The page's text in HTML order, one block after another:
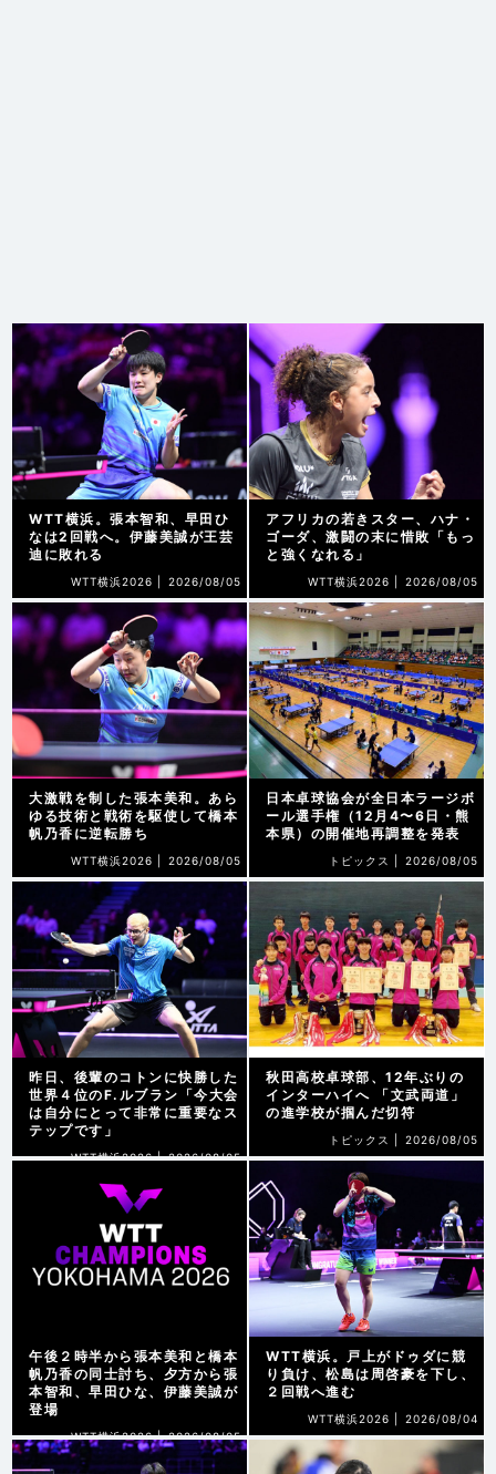
WTT横浜。張本智和、早田ひ
なは2回戦へ。伊藤美誠が王芸
迪に敗れる
WTT横浜2026 | 2026/08/05
アフリカの若きスター、ハナ・
ゴーダ、激闘の末に惜敗「もっ
と強くなれる」
WTT横浜2026 | 2026/08/05
大激戦を制した張本美和。あら
ゆる技術と戦術を駆使して橋本
帆乃香に逆転勝ち
WTT横浜2026 | 2026/08/05
日本卓球協会が全日本ラージボ
ール選手権（12月4〜6日・熊
本県）の開催地再調整を発表
トピックス | 2026/08/05
昨日、後輩のコトンに快勝した
世界４位のF.ルブラン「今大会
は自分にとって非常に重要なス
テップです」
WTT横浜2026 | 2026/08/05
秋田高校卓球部、12年ぶりの
インターハイへ 「文武両道」
の進学校が掴んだ切符
トピックス | 2026/08/05
午後２時半から張本美和と橋本
帆乃香の同士討ち、夕方から張
本智和、早田ひな、伊藤美誠が
登場
WTT横浜2026 | 2026/08/05
WTT横浜。戸上がドゥダに競
り負け、松島は周啓豪を下し、
２回戦へ進む
WTT横浜2026 | 2026/08/04